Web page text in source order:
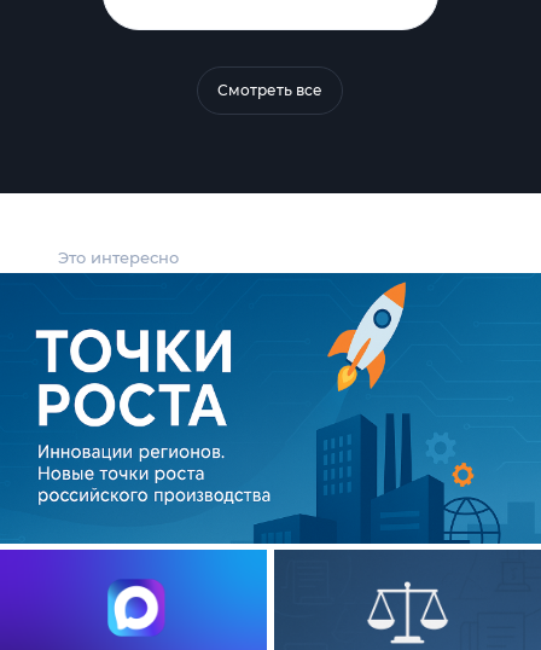
Это интересно
Смотреть все